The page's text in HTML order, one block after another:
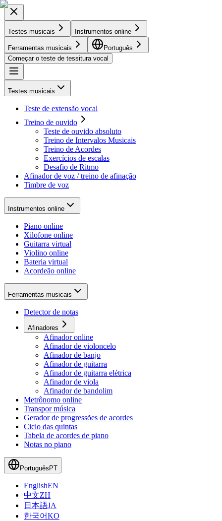
Testes musicais Instrumentos online
Ferramentas musicais
Português
Começar o teste de tessitura vocal
Testes musicais
Teste de extensão vocal
Treino de ouvido
Teste de ouvido absoluto
Treino de Intervalos Musicais
Treino de Acordes
Exercícios de escalas
Desafio de Ritmo
Afinador de voz / treino de afinação
Timbre de voz
Instrumentos online
Piano online
Xilofone online
Guitarra virtual
Violino online
Bateria virtual
Acordeão online
Ferramentas musicais
Detector de notas
Afinadores
Afinador online
Afinador de violoncelo
Afinador de banjo
Afinador de guitarra
Afinador de guitarra elétrica
Afinador de viola
Afinador de bandolim
Metrônomo online
Transpor música
Gerador de progressões de acordes
Ciclo das quintas
Tabela de acordes de piano
Notas no piano
Português PT
EnglishEN
中文ZH
日本語JA
한국어KO